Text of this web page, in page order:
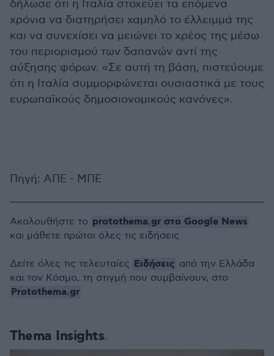
δήλωσε ότι η Ιταλία στοχεύει τα επόμενα
χρόνια να διατηρήσει χαμηλό το έλλειμμά της
και να συνεχίσει να μειώνει το χρέος της μέσω
του περιορισμού των δαπανών αντί της
αύξησης φόρων. «Σε αυτή τη βάση, πιστεύουμε
ότι η Ιταλία συμμορφώνεται ουσιαστικά με τους
ευρωπαϊκούς δημοσιονομικούς κανόνες».
Πηγή: ΑΠΕ - ΜΠΕ
Thema Insights
Ακολουθήστε το protothema.gr στο Google News
και μάθετε πρώτοι όλες τις ειδήσεις
Δείτε όλες τις τελευταίες Ειδήσεις από την Ελλάδα
και τον Κόσμο, τη στιγμή που συμβαίνουν, στο
Protothema.gr